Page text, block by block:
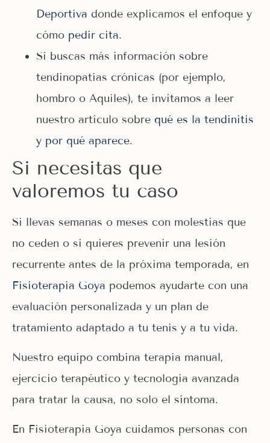
Deportiva donde explicamos el enfoque y
cómo pedir cita.
Si buscas más información sobre
tendinopatías crónicas (por ejemplo,
hombro o Aquiles), te invitamos a leer
nuestro artículo sobre qué es la tendinitis
y por qué aparece.
Si necesitas que
valoremos tu caso
Si llevas semanas o meses con molestias que
no ceden o si quieres prevenir una lesión
recurrente antes de la próxima temporada, en
Fisioterapia Goya podemos ayudarte con una
evaluación personalizada y un plan de
tratamiento adaptado a tu tenis y a tu vida.
Nuestro equipo combina terapia manual,
ejercicio terapéutico y tecnología avanzada
para tratar la causa, no solo el síntoma.
En Fisioterapia Goya cuidamos personas con